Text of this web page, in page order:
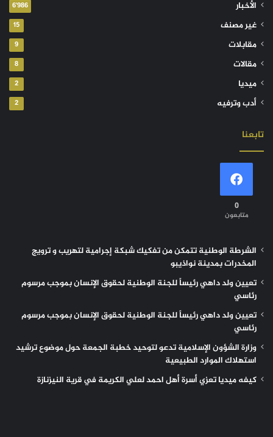
الأخبار 6٬986
غير مصنف 15
مقابلات 9
مقالات 8
ميديا 2
أدب وترفيه 2
تابعنا
0
متابعون
الشرطة الوطنية تتمكن من تفكيك شبكة إجرامية لتهريب و ترويج
المخدرات بمدينة نواذيبو
تعيين ولد داهي رئيساً للجنة الوطنية لحقوق الإنسان بموجب مرسوم
رئاسي
تعيين ولد داهي رئيساً للجنة الوطنية لحقوق الإنسان بموجب مرسوم
رئاسي
وزارة الشؤون الإسلامية تدعو لتوحيد خطبة الجمعة حول موضوع ترشيد
استهلاك الموارد الطبيعية
كيفه ميديا تعزي أسرة أهل احمد لعلي الكريمة في قرية النيزنازة